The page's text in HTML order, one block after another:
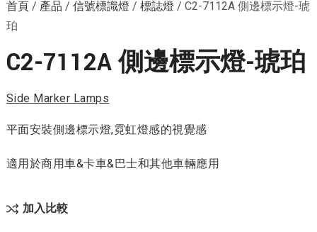
首頁/ 產品 / 信號標識燈 / 標誌燈 / C2-7112A 側邊標示燈-琥
珀
C2-7112A 側邊標示燈-琥珀
Side Marker Lamps
平面安裝側邊標示燈,霓虹燈感的視覺感
適用於商用車&卡車&巴士和其他車輛應用
加入比較